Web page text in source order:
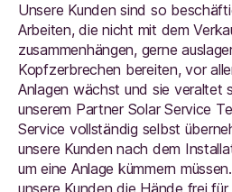
Unsere Kunden sind so
Arbeiten, die nicht mit dem
zusammenhängen, gerne
Kopfzerbrechen bereiten, vor
Anlagen wächst und sie veraltet
unserem Partner Solar Service
Service vollständig selbst
unsere Kunden nach dem
um eine Anlage kümmern